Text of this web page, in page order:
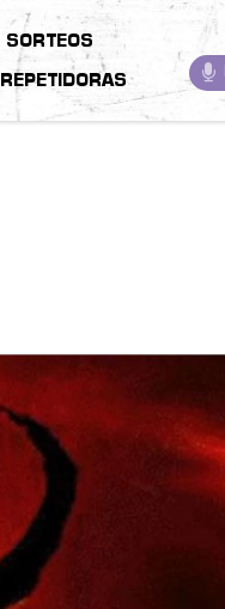
SORTEOS
REPETIDORAS